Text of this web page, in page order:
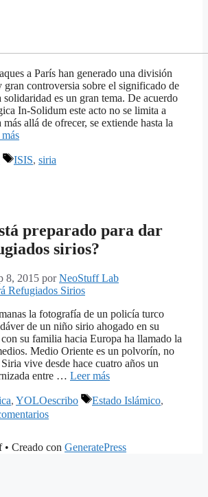
a París han generado una división
gran controversia sobre el significado de
es un gran tema. De acuerdo
In-Solidum este acto no se limita a
allá de ofrecer, se extiende hasta la
Etiquetas
ISIS, siria
preparado para dar
sirios?
8, 2015 porNeoStuff Lab
la fotografía de un policía turco
de un niño sirio ahogado en su
su familia hacia Europa ha llamado la
Medio Oriente es un polvorín, no
vive desde hace cuatro años un
entre … Leer más
, YOLOescribo Etiquetas
Estado Islámico,
• Creado con GeneratePress